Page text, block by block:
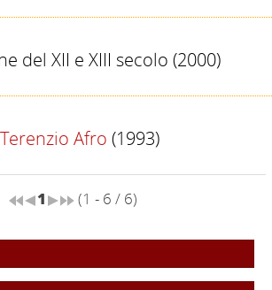
del XII e XIII secolo (2000)
Afro (1993)
1 (1 - 6 / 6)